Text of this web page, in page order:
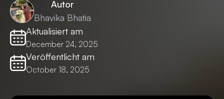
Autor
Bhavika Bhatia
Aktualisiert am
December 24, 2025
Veröffentlicht am
October 18, 2025